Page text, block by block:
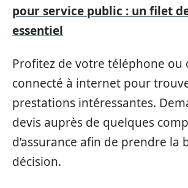
pour service public : un filet
essentiel
Profitez de votre téléphone
connecté à internet pour
prestations intéressantes.
devis auprès de quelques
d’assurance afin de prendre la
décision.